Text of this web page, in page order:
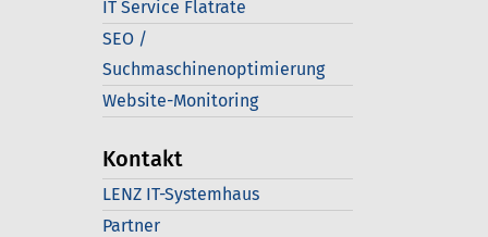
IT Service Flatrate
SEO /
Suchmaschinenoptimierung
Website-Monitoring
Kontakt
LENZ IT-Systemhaus
Partner